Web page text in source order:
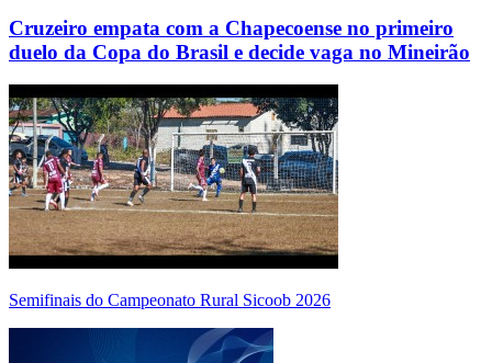
Cruzeiro empata com a Chapecoense no primeiro
duelo da Copa do Brasil e decide vaga no Mineirão
Semifinais do Campeonato Rural Sicoob 2026